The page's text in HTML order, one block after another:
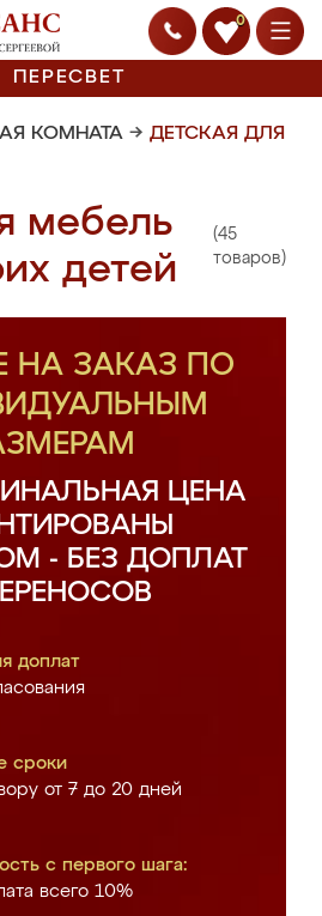
0
ПЕРЕСВЕТ
КОМНАТА → ДЕТСКАЯ ДЛЯ
мебель
детей
(45
товаров)
НА ЗАКАЗ ПО
ЦЕНА
- БЕЗ ДОПЛАТ
доплат
сроки
от 7 до 20 дней
с первого шага:
всего 10%